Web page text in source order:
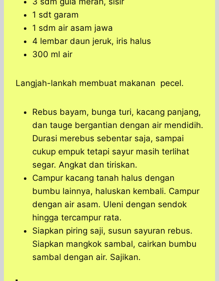
1 sdt garam
1 sdm air asam jawa
4 lembar daun jeruk, iris halus
300 ml air
Langjah-lankah membuat makanan pecel.
Rebus bayam, bunga turi, kacang panjang,
dan tauge bergantian dengan air mendidih.
Durasi merebus sebentar saja, sampai
cukup empuk tetapi sayur masih terlihat
segar. Angkat dan tiriskan.
Campur kacang tanah halus dengan
bumbu lainnya, haluskan kembali. Campur
dengan air asam. Uleni dengan sendok
hingga tercampur rata.
Siapkan piring saji, susun sayuran rebus.
Siapkan mangkok sambal, cairkan bumbu
sambal dengan air. Sajikan.